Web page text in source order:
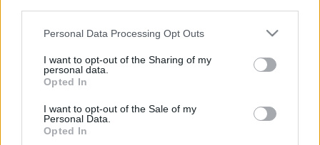
Please note that this website/app uses one or more Google
not limited to your visit or usage behaviour. You may click to
grant or deny consent to Google and its third-party tags to
use your data for below specified purposes in below Google
consent section.
Personal Data Processing Opt Outs
I want to opt-out of the Sharing of my
personal data.
Opted In
I want to opt-out of the Sale of my
Personal Data.
Opted In
helyi gazdaság fenntarthatóság kutatók éjszakája
alternatív
közgazdaságtan